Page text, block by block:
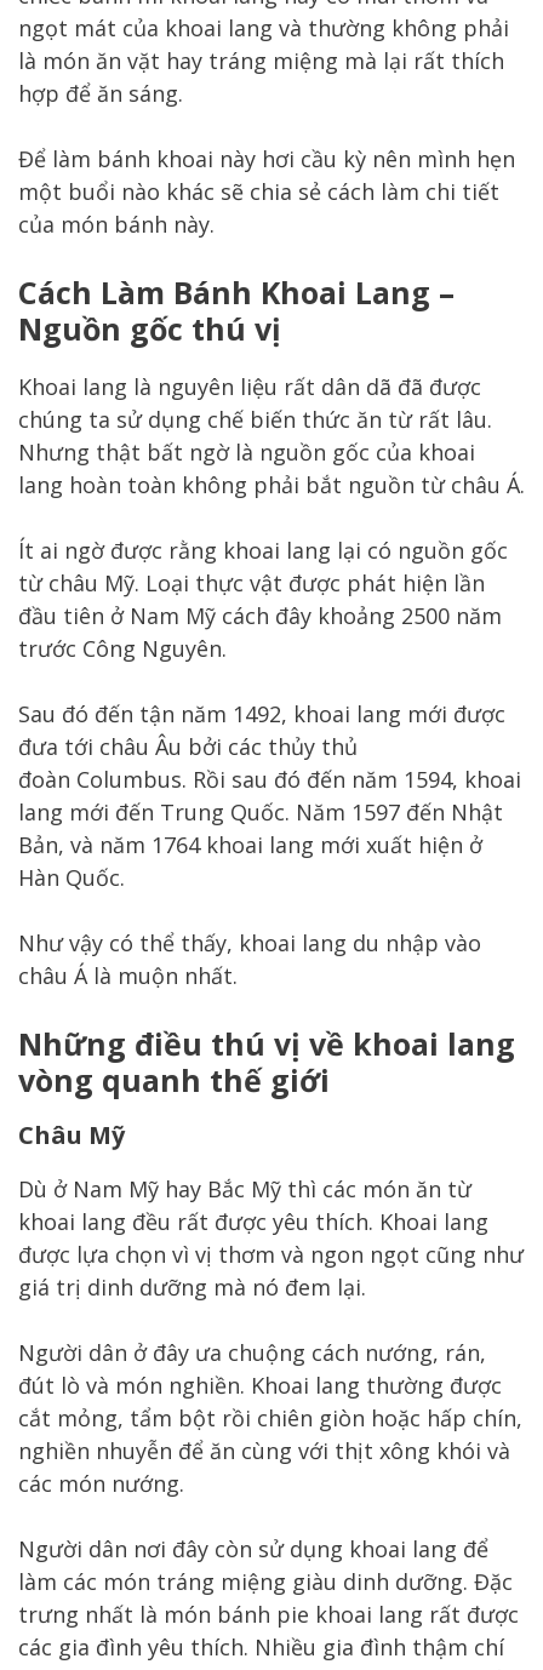
ngọt mát của khoai lang và thường không phải
là món ăn vặt hay tráng miệng mà lại rất thích
hợp để ăn sáng.
Để làm bánh khoai này hơi cầu kỳ nên mình hẹn
một buổi nào khác sẽ chia sẻ cách làm chi tiết
của món bánh này.
Cách Làm Bánh Khoai Lang –
Nguồn gốc thú vị
Khoai lang là nguyên liệu rất dân dã đã được
chúng ta sử dụng chế biến thức ăn từ rất lâu.
Nhưng thật bất ngờ là nguồn gốc của khoai
lang hoàn toàn không phải bắt nguồn từ châu Á.
Ít ai ngờ được rằng khoai lang lại có nguồn gốc
từ châu Mỹ. Loại thực vật được phát hiện lần
đầu tiên ở Nam Mỹ cách đây khoảng 2500 năm
trước Công Nguyên.
Sau đó đến tận năm 1492, khoai lang mới được
đưa tới châu Âu bởi các thủy thủ
đoàn Columbus. Rồi sau đó đến năm 1594, khoai
lang mới đến Trung Quốc. Năm 1597 đến Nhật
Bản, và năm 1764 khoai lang mới xuất hiện ở
Hàn Quốc.
Như vậy có thể thấy, khoai lang du nhập vào
châu Á là muộn nhất.
Những điều thú vị về khoai lang
vòng quanh thế giới
Châu Mỹ
Dù ở Nam Mỹ hay Bắc Mỹ thì các món ăn từ
khoai lang đều rất được yêu thích. Khoai lang
được lựa chọn vì vị thơm và ngon ngọt cũng như
giá trị dinh dưỡng mà nó đem lại.
Người dân ở đây ưa chuộng cách nướng, rán,
đút lò và món nghiền. Khoai lang thường được
cắt mỏng, tẩm bột rồi chiên giòn hoặc hấp chín,
nghiền nhuyễn để ăn cùng với thịt xông khói và
các món nướng.
Người dân nơi đây còn sử dụng khoai lang để
làm các món tráng miệng giàu dinh dưỡng. Đặc
trưng nhất là món bánh pie khoai lang rất được
các gia đình yêu thích. Nhiều gia đình thậm chí